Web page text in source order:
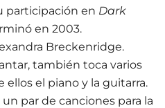
participación en Dark
en 2003.
Breckenridge.
también toca varios
el piano y la guitarra.
par de canciones para la